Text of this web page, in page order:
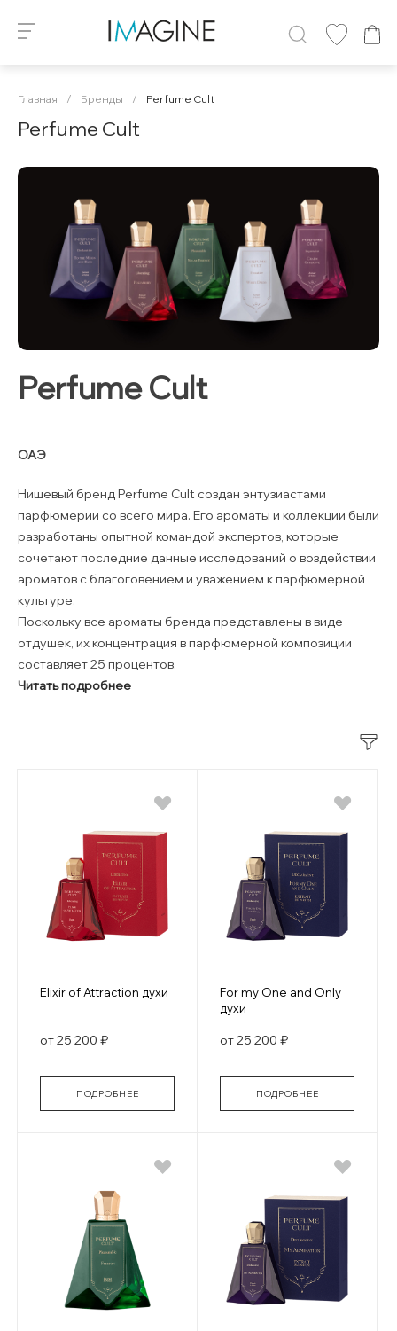
Главная / Бренды / Perfume Cult
Perfume Cult
Perfume Cult
ОАЭ
Нишевый бренд Perfume Cult создан энтузиастами
парфюмерии со всего мира. Его ароматы и коллекции были
разработаны опытной командой экспертов, которые
сочетают последние данные исследований о воздействии
ароматов с благоговением и уважением к парфюмерной
культуре.
Поскольку все ароматы бренда представлены в виде
отдушек, их концентрация в парфюмерной композиции
составляет 25 процентов.
Читать подробнее
Elixir of Attraction духи
от 25 200 ₽
ПОДРОБНЕЕ
For my One and Only
духи
от 25 200 ₽
ПОДРОБНЕЕ